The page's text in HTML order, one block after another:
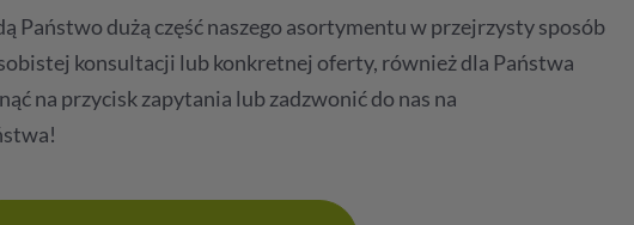
Państwo dużą część naszego asortymentu w przejrzysty sposób
konsultacji lub konkretnej oferty, również dla Państwa
na przycisk zapytania lub zadzwonić do nas na